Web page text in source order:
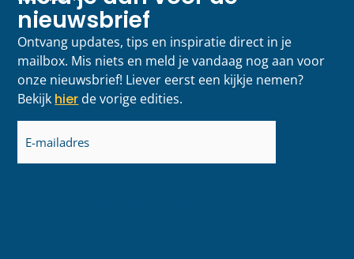
nieuwsbrief
Ontvang updates, tips en inspiratie direct in je
mailbox. Mis niets en meld je vandaag nog aan voor
onze nieuwsbrief! Liever eerst een kijkje nemen?
Bekijk hier de vorige edities.
E-
mailadres
(Vereist)